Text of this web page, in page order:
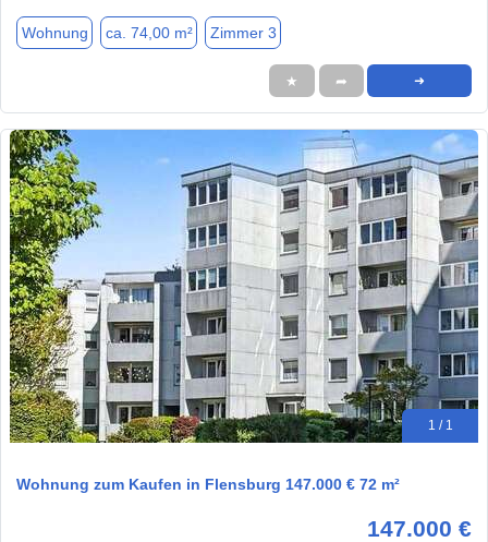
Wohnung ca. 74,00 m² Zimmer 3
★ ➦ ➜
1 / 1
Wohnung zum Kaufen in Flensburg 147.000 € 72 m²
147.000 €